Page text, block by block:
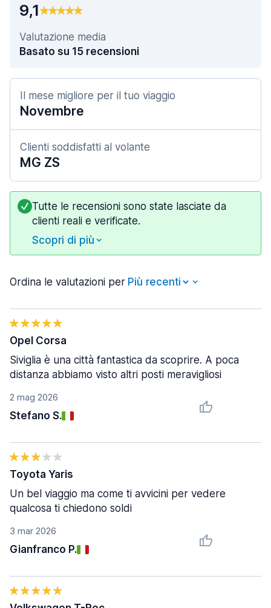
9,1
Valutazione media
Basato su 15 recensioni
Il mese migliore per il tuo viaggio
Novembre
Clienti soddisfatti al volante
MG ZS
Tutte le recensioni sono state lasciate da
clienti reali e verificate.
Scopri di più
Ordina le valutazioni per
2 mag 2026
Stefano S.
Opel Corsa
Siviglia è una città fantastica da scoprire. A poca
distanza abbiamo visto altri posti meravigliosi
3 mar 2026
Gianfranco P.
Toyota Yaris
Un bel viaggio ma come ti avvicini per vedere
qualcosa ti chiedono soldi